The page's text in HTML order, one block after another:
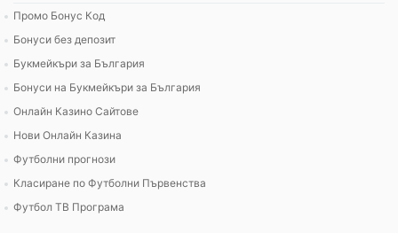
Промо Бонус Код
Бонуси без депозит
Букмейкъри за България
Бонуси на Букмейкъри за България
Онлайн Казино Сайтове
Нови Онлайн Казина
Футболни прогнози
Класиране по Футболни Първенства
Футбол ТВ Програма